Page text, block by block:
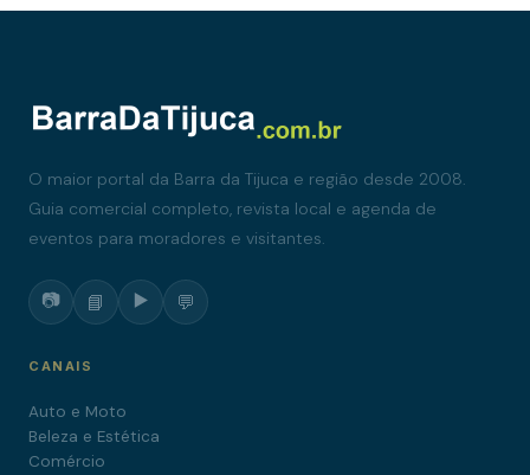
O maior portal da Barra da Tijuca e região desde 2008.
Guia comercial completo, revista local e agenda de
eventos para moradores e visitantes.
📷 📘 ▶️ 💬
CANAIS
Auto e Moto
Beleza e Estética
Comércio